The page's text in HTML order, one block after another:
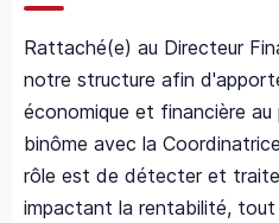
Rattaché(e) au Directeur
notre structure afin
économique et financière au
binôme avec la
rôle est de détecter et
impactant la rentabilité,